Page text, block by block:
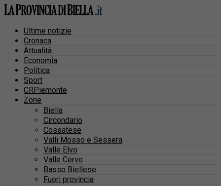
Ultime notizie
Cronaca
Attualità
Economia
Politica
Sport
CRPiemonte
Zone
Biella
Circondario
Cossatese
Valli Mosso e Sessera
Valle Elvo
Valle Cervo
Basso Biellese
Fuori provincia